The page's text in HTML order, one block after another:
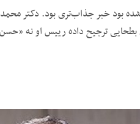
بود خبر جذاب‌تری بود. دکتر
بطحایی ترجیح داده رییس او